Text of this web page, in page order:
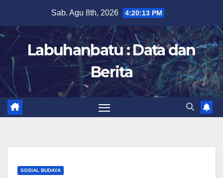
content
Sab. Agu 8th, 2026 4:20:14 PM
Labuhanbatu : Data dan
Berita
SOSIAL BUDAYA